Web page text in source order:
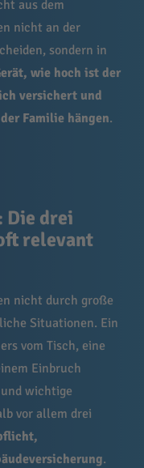
aus dem
nicht an der
sondern in
wie hoch ist der
versichert und
Familie hängen.
Die drei
relevant
nicht durch große
Situationen. Ein
vom Tisch, eine
Einbruch
wichtige
vor allem drei
.